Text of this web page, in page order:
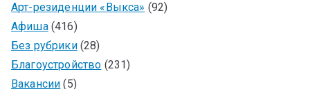
Арт-резиденции «Выкса» (92)
Афиша(416)
Без рубрики(28)
Благоустройство (231)
Вакансии (5)